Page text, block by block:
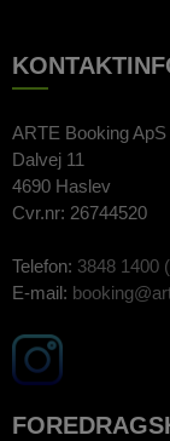
ARTE Booking ApS
Dalvej 11
4690 Haslev
Cvr.nr: 26744520
Telefon: 3848 1400
E-mail: